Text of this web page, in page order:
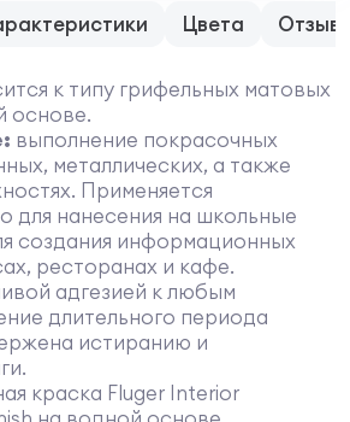
Цвета
к типу грифельных матовых
основе.
выполнение покрасочных
металлических, а также
Применяется
для нанесения на школьные
создания информационных
ресторанах и кафе.
адгезией к любым
длительного периода
истиранию и
краска Fluger Interior